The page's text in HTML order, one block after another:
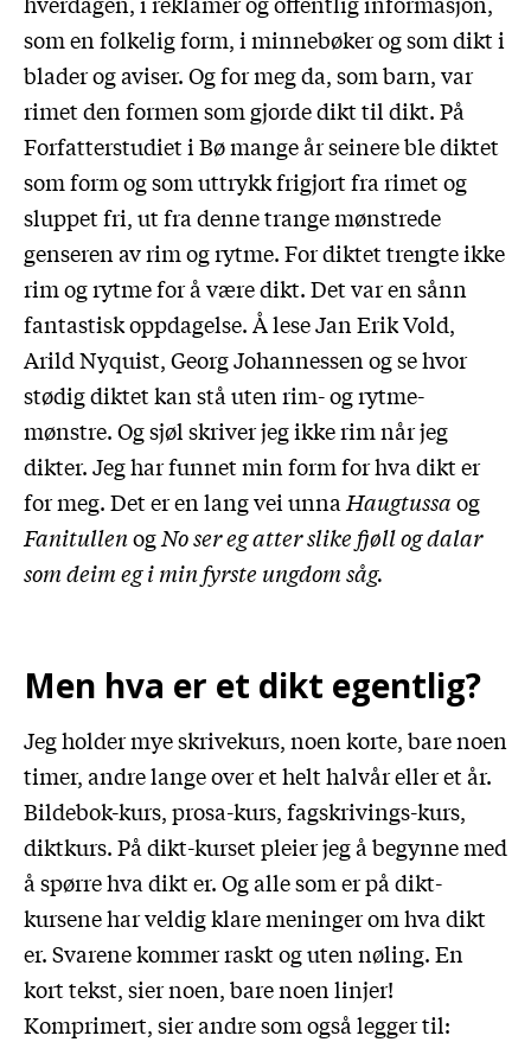
som en folkelig form, i minnebøker og som dikt i
blader og aviser. Og for meg da, som barn, var
rimet den formen som gjorde dikt til dikt. På
Forfatterstudiet i Bø mange år seinere ble diktet
som form og som uttrykk frigjort fra rimet og
sluppet fri, ut fra denne trange mønstrede
genseren av rim og rytme. For diktet trengte ikke
rim og rytme for å være dikt. Det var en sånn
fantastisk oppdagelse. Å lese Jan Erik Vold,
Arild Nyquist, Georg Johannessen og se hvor
stødig diktet kan stå uten rim- og rytme-
mønstre. Og sjøl skriver jeg ikke rim når jeg
dikter. Jeg har funnet min form for hva dikt er
for meg. Det er en lang vei unna Haugtussaog
FanitullenogNo ser eg atter slike fjøll og dalar
som deim eg i min fyrste ungdom såg.
Men hva er et dikt egentlig?
Jeg holder mye skrivekurs, noen korte, bare noen
timer, andre lange over et helt halvår eller et år.
Bildebok-kurs, prosa-kurs, fagskrivings-kurs,
diktkurs. På dikt-kurset pleier jeg å begynne med
å spørre hva dikt er. Og alle som er på dikt-
kursene har veldig klare meninger om hva dikt
er. Svarene kommer raskt og uten nøling. En
kort tekst, sier noen, bare noen linjer!
Komprimert, sier andre som også legger til: